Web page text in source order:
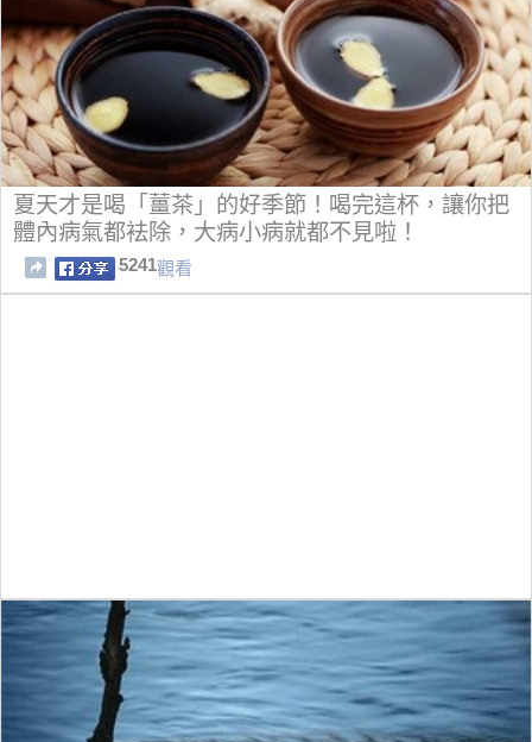
夏天才是喝「薑茶」的好季節！喝完這杯，讓你把
體內病氣都袪除，大病小病就都不見啦！
5241觀看